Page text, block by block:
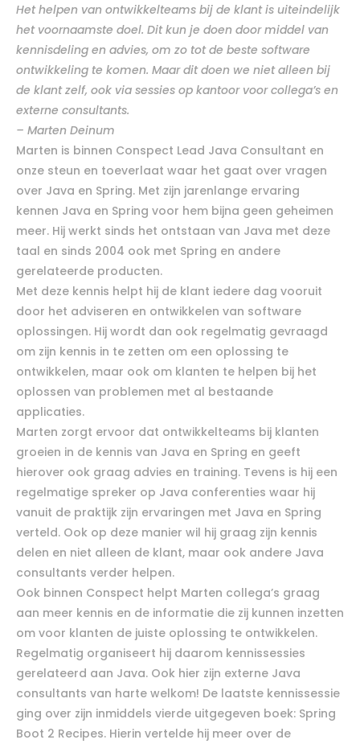
Het helpen van ontwikkelteams bij de klant is uiteindelijk
het voornaamste doel. Dit kun je doen door middel van
kennisdeling en advies, om zo tot de beste software
ontwikkeling te komen. Maar dit doen we niet alleen bij
de klant zelf, ook via sessies op kantoor voor collega’s en
externe consultants.
– Marten Deinum
Marten is binnen Conspect Lead Java Consultant en
onze steun en toeverlaat waar het gaat over vragen
over Java en Spring. Met zijn jarenlange ervaring
kennen Java en Spring voor hem bijna geen geheimen
meer. Hij werkt sinds het ontstaan van Java met deze
taal en sinds 2004 ook met Spring en andere
gerelateerde producten.
Met deze kennis helpt hij de klant iedere dag vooruit
door het adviseren en ontwikkelen van software
oplossingen. Hij wordt dan ook regelmatig gevraagd
om zijn kennis in te zetten om een oplossing te
ontwikkelen, maar ook om klanten te helpen bij het
oplossen van problemen met al bestaande
applicaties.
Marten zorgt ervoor dat ontwikkelteams bij klanten
groeien in de kennis van Java en Spring en geeft
hierover ook graag advies en training. Tevens is hij een
regelmatige spreker op Java conferenties waar hij
vanuit de praktijk zijn ervaringen met Java en Spring
verteld. Ook op deze manier wil hij graag zijn kennis
delen en niet alleen de klant, maar ook andere Java
consultants verder helpen.
Ook binnen Conspect helpt Marten collega’s graag
aan meer kennis en de informatie die zij kunnen inzetten
om voor klanten de juiste oplossing te ontwikkelen.
Regelmatig organiseert hij daarom kennissessies
gerelateerd aan Java. Ook hier zijn externe Java
consultants van harte welkom! De laatste kennissessie
ging over zijn inmiddels vierde uitgegeven boek: Spring
Boot 2 Recipes. Hierin vertelde hij meer over de